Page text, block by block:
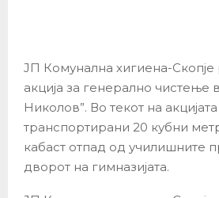
ЈП Комунална хигиена-
акција за генерално чистење
Николов”. Во текот на
транспортирани 20 кубни
кабаст отпад од училишните
дворот на гимназијата.